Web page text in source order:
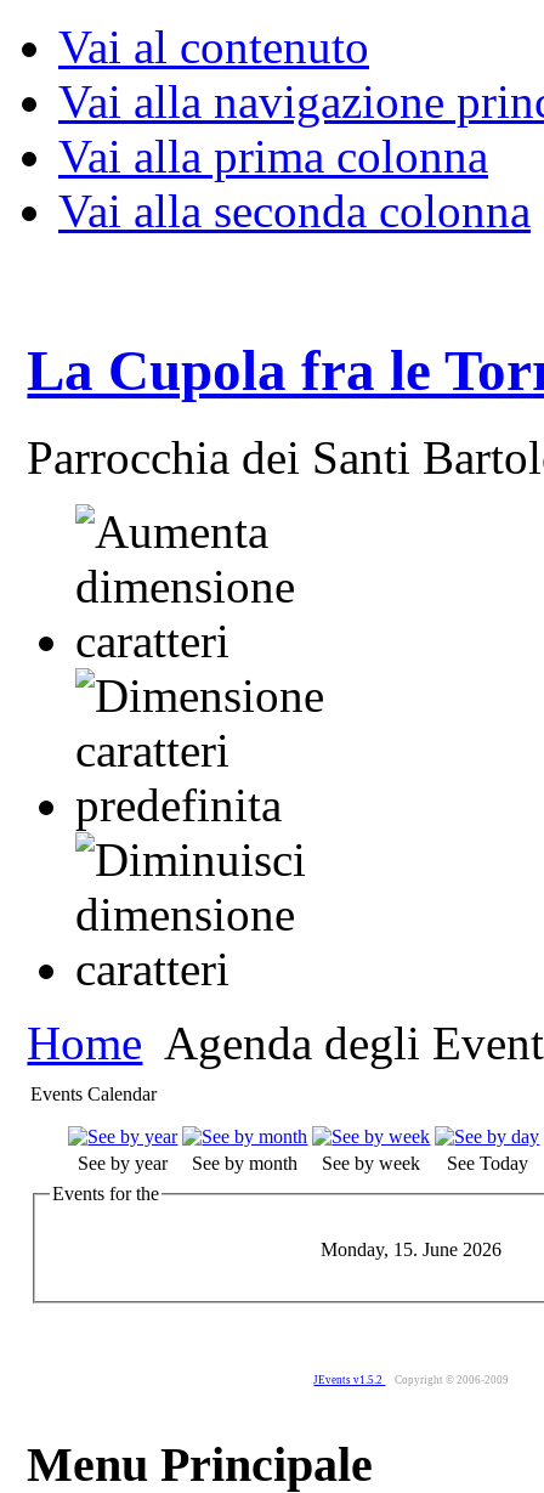
Vai al contenuto
Vai alla navigazione
Vai alla prima colonna
Vai alla seconda colonna
La Cupola fra le
Parrocchia dei Santi
Home Agenda degli
Events Calendar
See by year See by month See by week
See Today
Events for the
Monday, 15. June 2026
JEvents v1.5.2 Copyright © 2006-2009
Menu Principale